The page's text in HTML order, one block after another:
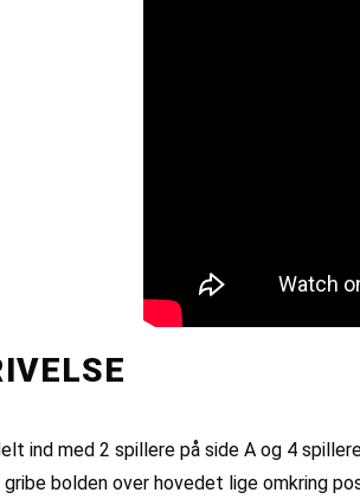
ind med 2 spillere på side A og 4
gribe bolden over hovedet lige omkring